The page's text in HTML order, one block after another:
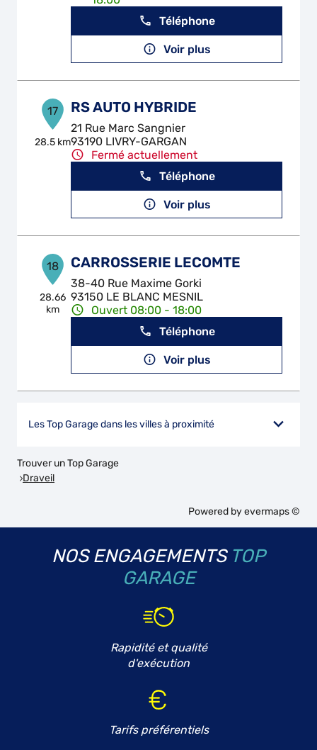
Téléphone
Voir plus
17
28.5 km
RS AUTO HYBRIDE
21 Rue Marc Sangnier
93190 LIVRY-GARGAN
Fermé actuellement
Téléphone
Voir plus
18
28.66
km
CARROSSERIE LECOMTE
38-40 Rue Maxime Gorki
93150 LE BLANC MESNIL
Ouvert 08:00 - 18:00
Téléphone
Voir plus
Les Top Garage dans les villes à proximité
Trouver un Top Garage
Draveil
Powered byevermaps ©
NOS ENGAGEMENTS TOP
GARAGE
Rapidité et qualité
d'exécution
Tarifs préférentiels